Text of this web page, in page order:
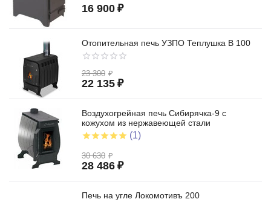
16 900 ₽
Отопительная печь УЗПО Теплушка В 100
23 300 ₽
22 135 ₽
Воздухогрейная печь Сибирячка-9 с
кожухом из нержавеющей стали
(1)
30 630 ₽
28 486 ₽
Печь на угле Локомотивъ 200